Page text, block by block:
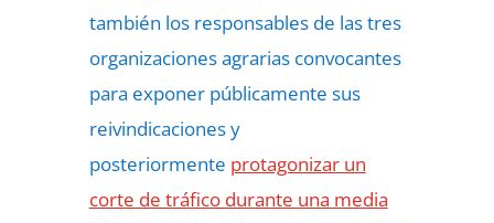
también los responsables de las tres
organizaciones agrarias convocantes
para exponer públicamente sus
reivindicaciones y
posteriormente protagonizar un
corte de tráfico durante una media